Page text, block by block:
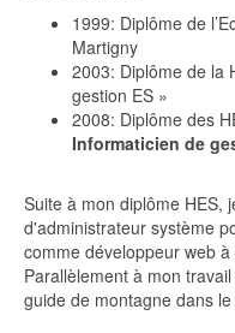
1999: Diplôme de
Martigny
2003: Diplôme de la
gestion ES »
2008: Diplôme des
Informaticien de
Suite à mon diplôme HES,
d'administrateur système
comme développeur web à
Parallèlement à mon
guide de montagne dans